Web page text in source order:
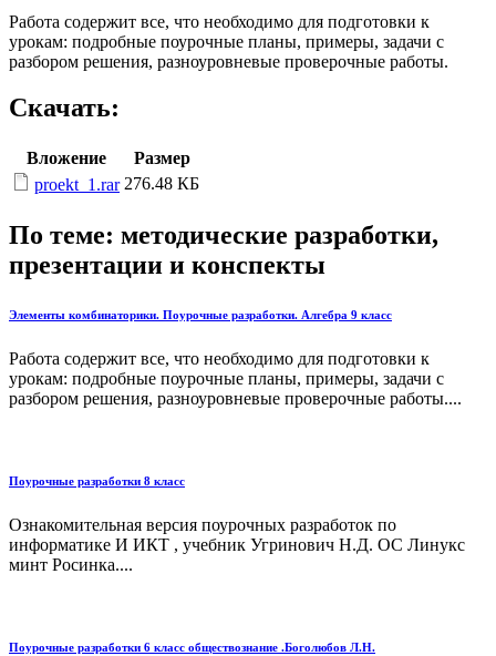
Работа содержит все, что необходимо для подготовки к
урокам: подробные поурочные планы, примеры, задачи с
разбором решения, разноуровневые проверочные работы.
Скачать:
Вложение
Размер
proekt_1.rar 276.48 КБ
По теме: методические разработки,
презентации и конспекты
Элементы комбинаторики. Поурочные разработки. Алгебра 9 класс
Работа содержит все, что необходимо для подготовки к
урокам: подробные поурочные планы, примеры, задачи с
разбором решения, разноуровневые проверочные работы....
Поурочные разработки 8 класс
Ознакомительная версия поурочных разработок по
информатике И ИКТ , учебник Угринович Н.Д. ОС Линукс
минт Росинка....
Поурочные разработки 6 класс обществознание .Боголюбов Л.Н.